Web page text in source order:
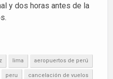
y dos horas antes de la
lima aeropuertos de perú
peru cancelación de vuelos